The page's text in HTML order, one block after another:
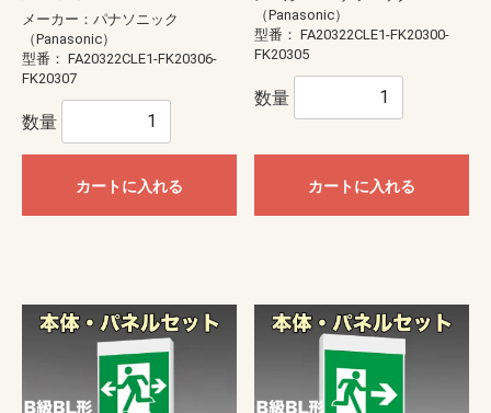
メーカー：パナソニック
（Panasonic）
型番： FA20322CLE1-FK20306-
FK20307
数量
カートに入れる
（Panasonic）
型番： FA20322CLE1-FK20300-
FK20305
数量
カートに入れる